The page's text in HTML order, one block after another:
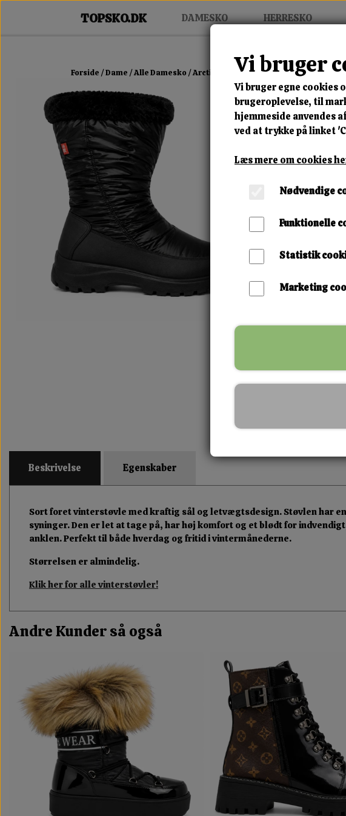
DAMESKO HERRESKO
Forside Dame Alle Damesko Arctic Snow Boot
Arctic
400,00
37
✅ Fysisk
✅ Sikker
Beskrivelse Egenskaber
Sort foret vinterstøvle med kraftig sål og letvægtsdesign. Støvlen har
syninger. Den er let at tage på, har høj komfort og et blødt for
anklen. Perfekt til både hverdag og fritid i vintermånederne.
Størrelsen er almindelig.
Klik her for alle vinterstøvler!
Andre Kunder så også
Vi bruger
Vi bruger egne cookies
brugeroplevelse, til
hjemmeside anvendes
ved at trykke på linket
Læs mere om cookies
Nødvendige
Funktionelle
Statistik
Marketing